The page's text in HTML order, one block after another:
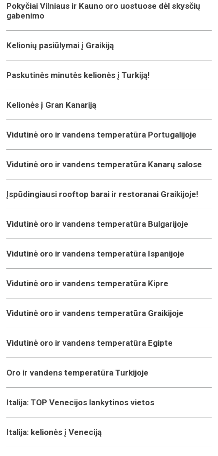
Pokyčiai Vilniaus ir Kauno oro uostuose dėl skysčių
gabenimo
Kelionių pasiūlymai į Graikiją
Paskutinės minutės kelionės į Turkiją!
Kelionės į Gran Kanariją
Vidutinė oro ir vandens temperatūra Portugalijoje
Vidutinė oro ir vandens temperatūra Kanarų salose
Įspūdingiausi rooftop barai ir restoranai Graikijoje!
Vidutinė oro ir vandens temperatūra Bulgarijoje
Vidutinė oro ir vandens temperatūra Ispanijoje
Vidutinė oro ir vandens temperatūra Kipre
Vidutinė oro ir vandens temperatūra Graikijoje
Vidutinė oro ir vandens temperatūra Egipte
Oro ir vandens temperatūra Turkijoje
Italija: TOP Venecijos lankytinos vietos
Italija: kelionės į Veneciją